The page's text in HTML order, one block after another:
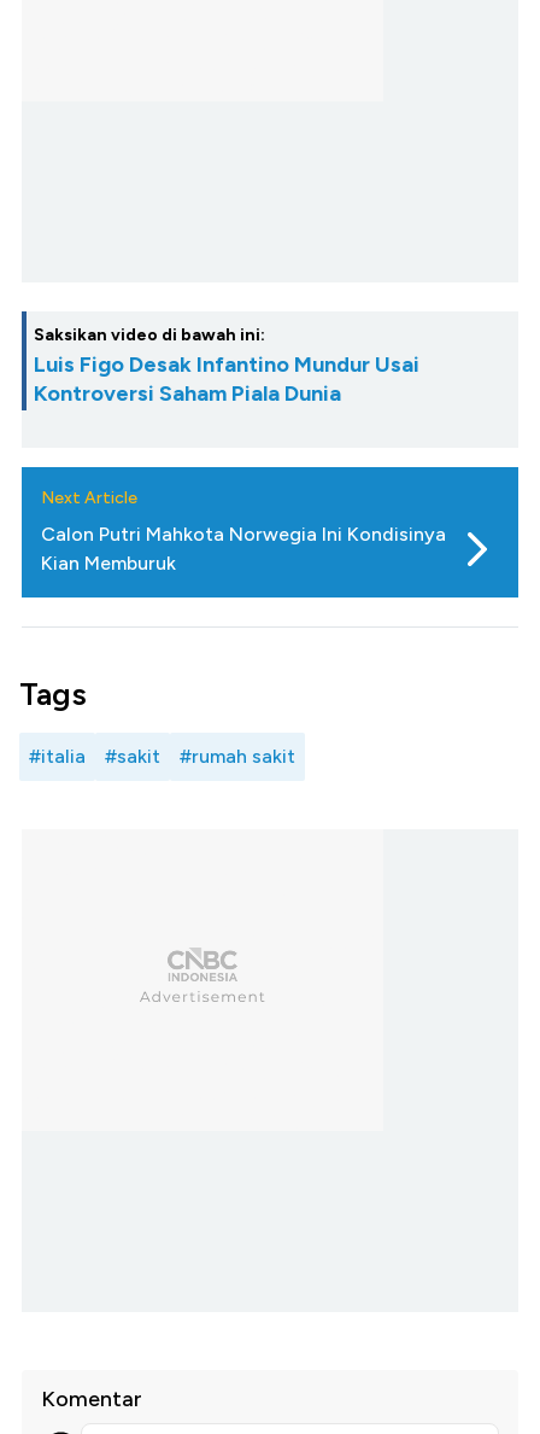
Saksikan video di bawah ini:
Luis Figo Desak Infantino Mundur Usai
Kontroversi Saham Piala Dunia
Next Article
Calon Putri Mahkota Norwegia Ini Kondisinya
Kian Memburuk
Tags
#italia #sakit #rumah sakit
Komentar